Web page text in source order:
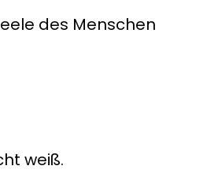
des Menschen
weiß.